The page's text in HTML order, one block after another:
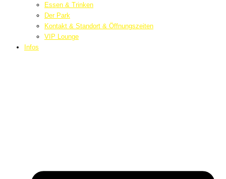
Essen & Trinken
Der Park
Kontakt & Standort & Öffnungszeiten
VIP Lounge
Infos